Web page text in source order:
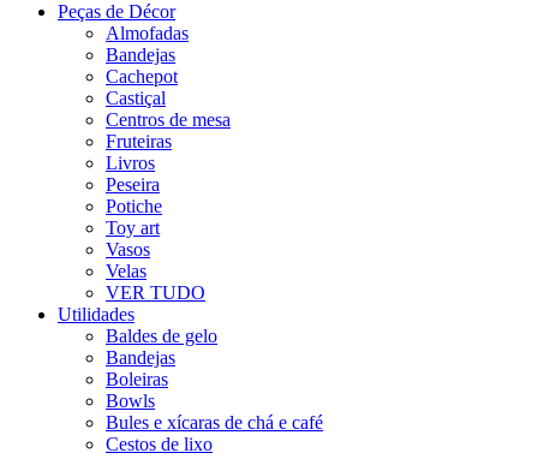
Peças de Décor
Almofadas
Bandejas
Cachepot
Castiçal
Centros de mesa
Fruteiras
Livros
Peseira
Potiche
Toy art
Vasos
Velas
VER TUDO
Utilidades
Baldes de gelo
Bandejas
Boleiras
Bowls
Bules e xícaras de chá e café
Cestos de lixo